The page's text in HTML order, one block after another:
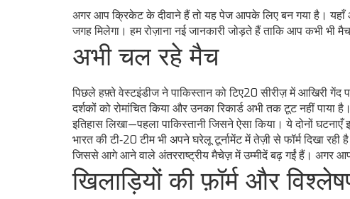
अगर आप क्रिकेट के दीवाने हैं तो यह पेज आपके लिए बन गया है।
जगह मिलेगा। हम रोज़ाना नई जानकारी जोड़ते हैं ताकि आप कभी भी
अभी चल रहे मैच
पिछले हफ़्ते वेस्टइंडीज ने पाकिस्तान को टिए20 सीरीज़ में आखिरी गेंद
दर्शकों को रोमांचित किया और उनका रिकार्ड अभी तक टूट नहीं पाया
इतिहास लिखा—पहला पाकिस्तानी जिसने ऐसा किया। ये दोनों घटनाएँ
भारत की टी‑20 टीम भी अपने घरेलू टूर्नामेंट में तेज़ी से फॉर्म दिखा
जिससे आगे आने वाले अंतरराष्ट्रीय मैचेज़ में उम्मीदें बढ़ गईं हैं। अगर
खिलाड़ियों की फ़ॉर्म और